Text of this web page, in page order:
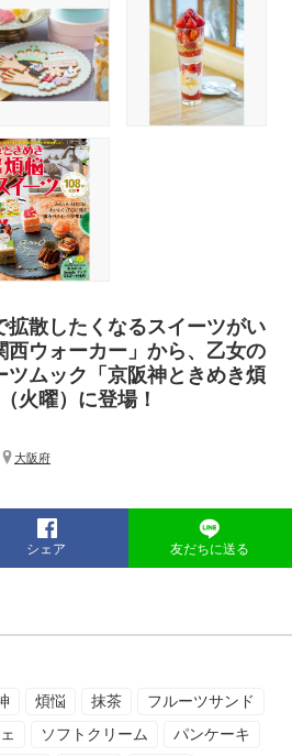
拡散したくなるスイーツがい
西ウォーカー」から、乙女の
ツムック「京阪神ときめき煩
火曜）に登場！
大阪府
シェア 友だちに送る
煩悩 抹茶
フルーツサンド
ソフトクリーム
パンケーキ